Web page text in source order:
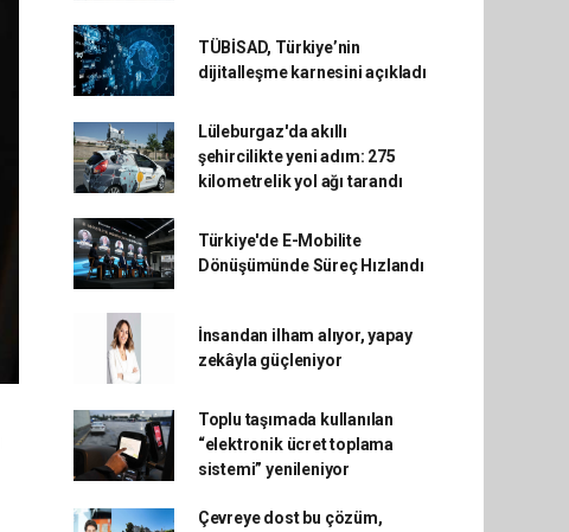
TÜBİSAD, Türkiye’nin
dijitalleşme karnesini açıkladı
Lüleburgaz'da akıllı
şehircilikte yeni adım: 275
kilometrelik yol ağı tarandı
Türkiye'de E-Mobilite
Dönüşümünde Süreç Hızlandı
İnsandan ilham alıyor, yapay
zekâyla güçleniyor
Toplu taşımada kullanılan
“elektronik ücret toplama
sistemi” yenileniyor
Çevreye dost bu çözüm,